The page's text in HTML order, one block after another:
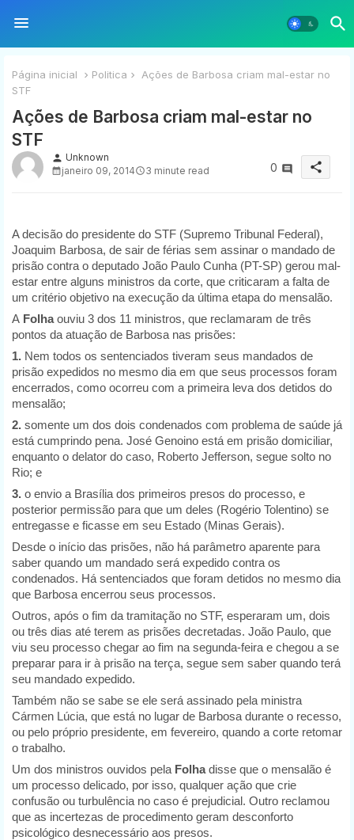
Página inicial Politica
Ações de Barbosa criam mal-estar no
STF
Ações de Barbosa criam mal-estar no
STF
person Unknown
janeiro 09, 2014
3 minute read 0 share
A decisão do presidente do STF (Supremo Tribunal Federal),
Joaquim Barbosa, de sair de férias sem assinar o mandado de
prisão contra o deputado João Paulo Cunha (PT-SP) gerou mal-
estar entre alguns ministros da corte, que criticaram a falta de
um critério objetivo na execução da última etapa do mensalão.
A Folhaouviu 3 dos 11 ministros, que reclamaram de três
pontos da atuação de Barbosa nas prisões:
1. Nem todos os sentenciados tiveram seus mandados de
prisão expedidos no mesmo dia em que seus processos foram
encerrados, como ocorreu com a primeira leva dos detidos do
mensalão;
2. somente um dos dois condenados com problema de saúde já
está cumprindo pena. José Genoino está em prisão domiciliar,
enquanto o delator do caso, Roberto Jefferson, segue solto no
Rio; e
3. o envio a Brasília dos primeiros presos do processo, e
posterior permissão para que um deles (Rogério Tolentino) se
entregasse e ficasse em seu Estado (Minas Gerais).
Desde o início das prisões, não há parâmetro aparente para
saber quando um mandado será expedido contra os
condenados. Há sentenciados que foram detidos no mesmo dia
que Barbosa encerrou seus processos.
Outros, após o fim da tramitação no STF, esperaram um, dois
ou três dias até terem as prisões decretadas. João Paulo, que
viu seu processo chegar ao fim na segunda-feira e chegou a se
preparar para ir à prisão na terça, segue sem saber quando terá
seu mandado expedido.
Também não se sabe se ele será assinado pela ministra
Cármen Lúcia, que está no lugar de Barbosa durante o recesso,
ou pelo próprio presidente, em fevereiro, quando a corte retomar
o trabalho.
Um dos ministros ouvidos pela Folhadisse que o mensalão é
um processo delicado, por isso, qualquer ação que crie
confusão ou turbulência no caso é prejudicial. Outro reclamou
que as incertezas de procedimento geram desconforto
psicológico desnecessário aos presos.